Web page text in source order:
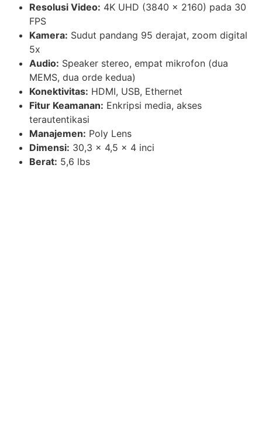
Resolusi Video: 4K UHD (3840 x 2160) pada 30
FPS
Kamera: Sudut pandang 95 derajat, zoom digital
5x
Audio: Speaker stereo, empat mikrofon (dua
MEMS, dua orde kedua)
Konektivitas: HDMI, USB, Ethernet
Fitur Keamanan: Enkripsi media, akses
terautentikasi
Manajemen: Poly Lens
Dimensi: 30,3 x 4,5 x 4 inci
Berat: 5,6 lbs